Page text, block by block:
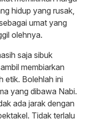
hidup yang rusak,
umat yang
olehnya.
saja sibuk
membiarkan
etik. Bolehlah ini
yang dibawa Nabi.
ada jarak dengan
Tidak terlalu